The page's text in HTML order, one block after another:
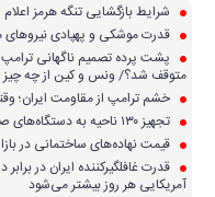
شرایط بازگشایی تنگه هرمز
قدرت موشکی و پهپادی نیرو‌های
پشت پرده تصمیم ناگهانی
متوقف شد؟/ ونس و کین از چه چیز
خشم ترامپ از مقاومت ایران؛
تجهیز ۱۳۰ ناحیه به دستگاه‌های صدور آنی کارت سوخت
قیمت نهاده‌های ساختمانی در
قدرت غافلگیرکننده ایران در
آمریکایی هر روز بیشتر می‌شود